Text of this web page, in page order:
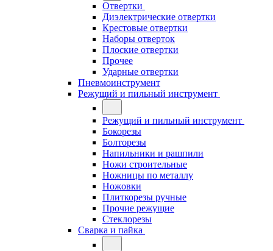
Отвертки
Диэлектрические отвертки
Крестовые отвертки
Наборы отверток
Плоские отвертки
Прочее
Ударные отвертки
Пневмоинструмент
Режущий и пильный инструмент
Режущий и пильный инструмент
Бокорезы
Болторезы
Напильники и рашпили
Ножи строительные
Ножницы по металлу
Ножовки
Плиткорезы ручные
Прочие режущие
Стеклорезы
Сварка и пайка